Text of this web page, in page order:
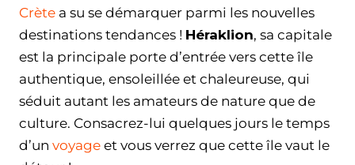
Crète a su se démarquer parmi les nouvelles
destinations tendances ! Héraklion, sa capitale
est la principale porte d’entrée vers cette île
authentique, ensoleillée et chaleureuse, qui
séduit autant les amateurs de nature que de
culture. Consacrez-lui quelques jours le temps
d’un voyage et vous verrez que cette île vaut le